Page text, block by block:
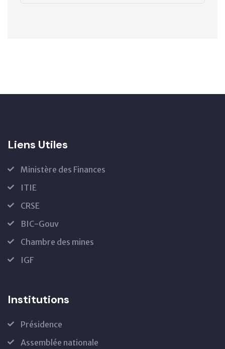
Liens Utiles
Ministère des Finances
ITIE
CRSE
BIC-Gouv
Chambre des mines
IGF
Institutions
Présidence
Assemblée nationale